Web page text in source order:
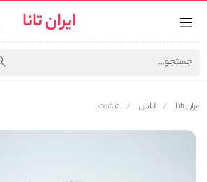
ایران تانا
ایران تانا لباس تیشرت